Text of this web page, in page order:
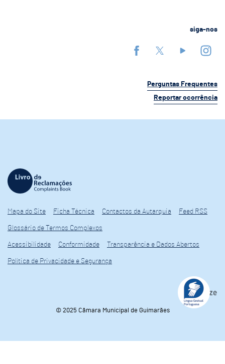
siga-nos
Perguntas Frequentes
Reportar ocorrência
Mapa do Site Ficha Técnica Contactos da Autarquia Feed RSS
Glossário de Termos Complexos
Acessibilidade Conformidade Transparência e Dados Abertos
Política de Privacidade e Segurança
© 2025 Câmara Municipal de Guimarães